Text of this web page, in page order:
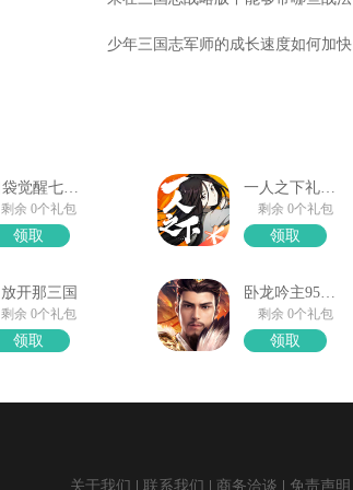
少年三国志军师的成长速度如何加快
口袋觉醒七夕礼包
剩余 0个礼包
领取
一人之下礼包领取
剩余 0个礼包
领取
放开那三国
剩余 0个礼包
领取
卧龙吟主95公节礼包
剩余 0个礼包
领取
关于我们 联系我们 商务洽谈 免责声明